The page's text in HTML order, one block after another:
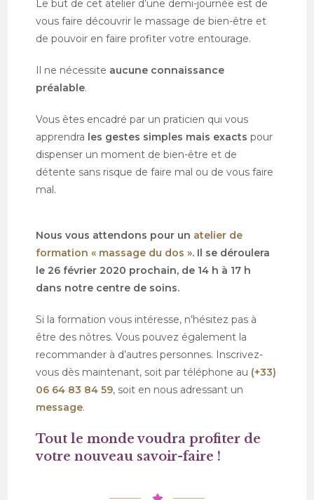
Le but de cet atelier d’une demi-journée est de
vous faire découvrir le massage de bien-être et
de pouvoir en faire profiter votre entourage.
Il ne nécessite aucune connaissance
préalable.
Vous êtes encadré par un praticien qui vous
apprendra les gestes simples mais exacts pour
dispenser un moment de bien-être et de
détente sans risque de faire mal ou de vous faire
mal.
Nous vous attendons pour un atelier de
formation « massage du dos ». Il se déroulera
le 26 février 2020 prochain, de 14 h à 17 h
dans notre centre de soins.
Si la formation vous intéresse, n’hésitez pas à
être des nôtres. Vous pouvez également la
recommander à d’autres personnes. Inscrivez-
vous dès maintenant, soit par téléphone au (+33)
06 64 83 84 59, soit en nous adressant un
message.
Tout le monde voudra profiter de
votre nouveau savoir-faire !